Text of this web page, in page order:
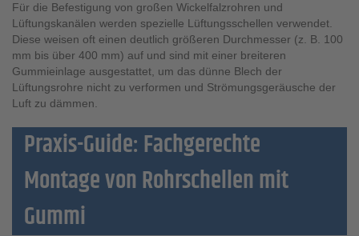
Für die Befestigung von großen Wickelfalzrohren und
Lüftungskanälen werden spezielle Lüftungsschellen verwendet.
Diese weisen oft einen deutlich größeren Durchmesser (z. B. 100
mm bis über 400 mm) auf und sind mit einer breiteren
Gummieinlage ausgestattet, um das dünne Blech der
Lüftungsrohre nicht zu verformen und Strömungsgeräusche der
Luft zu dämmen.
Praxis-Guide: Fachgerechte
Montage von Rohrschellen mit
Gummi